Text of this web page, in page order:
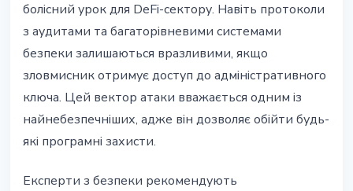
болісний урок для DeFi-сектору. Навіть протоколи
з аудитами та багаторівневими системами
безпеки залишаються вразливими, якщо
зловмисник отримує доступ до адміністративного
ключа. Цей вектор атаки вважається одним із
найнебезпечніших, адже він дозволяє обійти будь-
які програмні захисти.
Експерти з безпеки рекомендують